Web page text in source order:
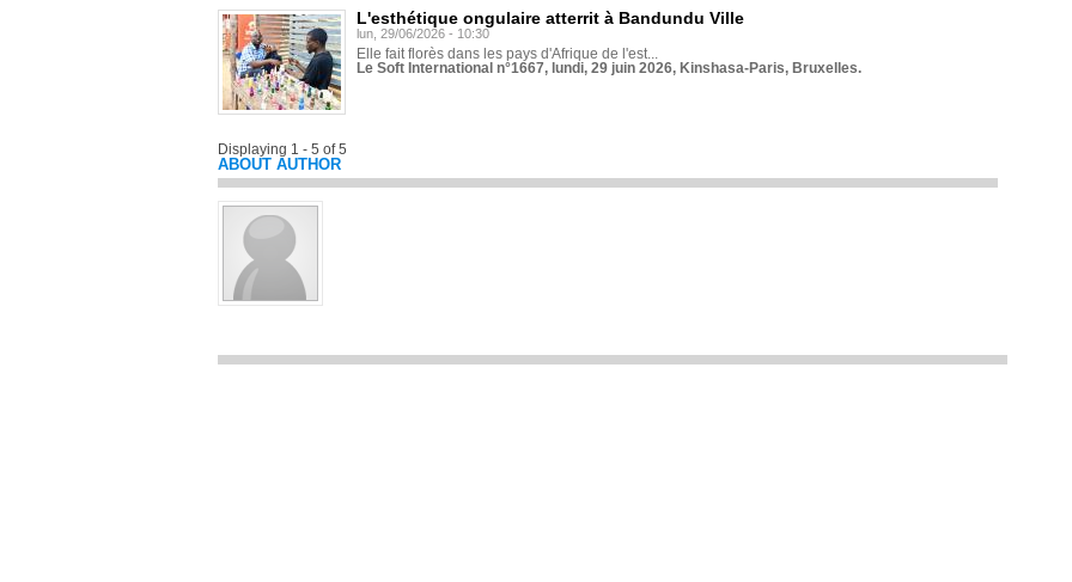
L'esthétique ongulaire atterrit à Bandundu Ville
lun, 29/06/2026 - 10:30
Elle fait florès dans les pays d'Afrique de l'est...
Le Soft International n°1667, lundi, 29 juin 2026, Kinshasa-Paris, Bruxelles.
Displaying 1 - 5 of 5
ABOUT AUTHOR